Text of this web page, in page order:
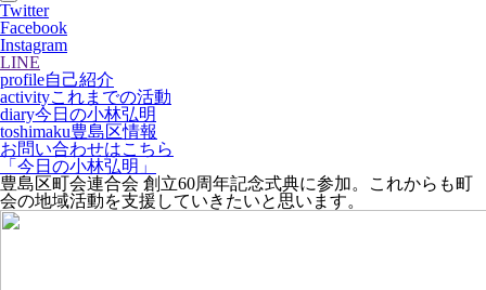
Twitter
Facebook
Instagram
LINE
profile自己紹介
activityこれまでの活動
diary今日の小林弘明
toshimaku豊島区情報
お問い合わせはこちら
「今日の小林弘明」
豊島区町会連合会 創立60周年記念式典に参加。これからも町
会の地域活動を支援していきたいと思います。